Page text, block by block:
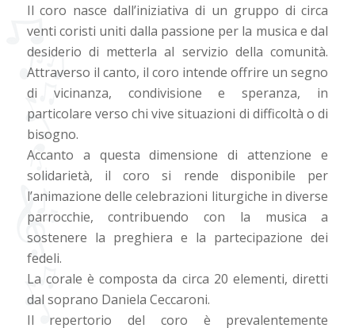
Il coro nasce dall’iniziativa di un gruppo di circa
venti coristi uniti dalla passione per la musica e dal
desiderio di metterla al servizio della comunità.
Attraverso il canto, il coro intende offrire un segno
di vicinanza, condivisione e speranza, in
particolare verso chi vive situazioni di difficoltà o di
bisogno.
Accanto a questa dimensione di attenzione e
solidarietà, il coro si rende disponibile per
l’animazione delle celebrazioni liturgiche in diverse
parrocchie, contribuendo con la musica a
sostenere la preghiera e la partecipazione dei
fedeli.
La corale è composta da circa 20 elementi, diretti
dal soprano Daniela Ceccaroni.
Il repertorio del coro è prevalentemente